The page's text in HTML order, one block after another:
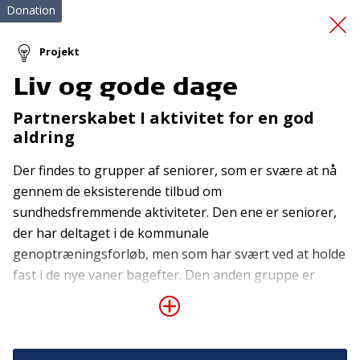
Bustur til Sprogø
Donation
Projekt
Liv og gode dage
Partnerskabet I aktivitet for en god
aldring
Der findes to grupper af seniorer, som er svære at nå
gennem de eksisterende tilbud om
sundhedsfremmende aktiviteter. Den ene er seniorer,
der har deltaget i de kommunale
genoptræningsforløb, men som har svært ved at holde
fast i de nye vaner bagefter. Den anden gruppe er
seniorer, der har mistet en ægtefælle og derfor har
brug for at få genoplivet eller etableret et socialt
Tilmeld nyhedsbrev
De seneste nyheder om TrygFondens og TryghedsGruppens
aktiviteter direkte i din indbakke.